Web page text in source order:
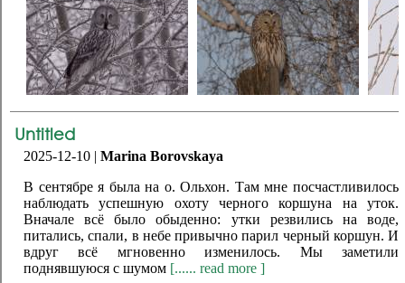
Untitled
2025-12-10 | Marina Borovskaya
В сентябре я была на о. Ольхон. Там мне посчастливилось
наблюдать успешную охоту черного коршуна на уток.
Вначале всё было обыденно: утки резвились на воде,
питались, спали, в небе привычно парил черный коршун. И
вдруг всё мгновенно изменилось. Мы заметили
поднявшуюся с шумом [...... read more ]